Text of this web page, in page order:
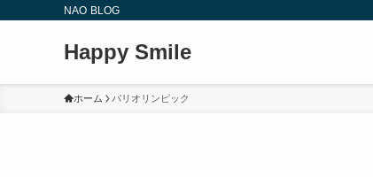
NAO BLOG
Happy Smile
ホーム パリオリンピック